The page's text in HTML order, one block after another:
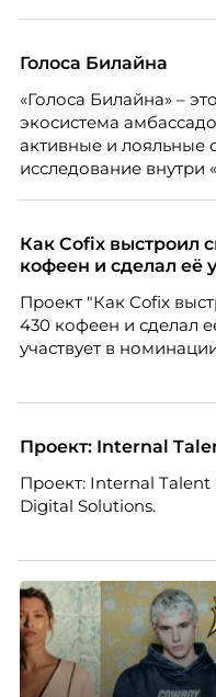
значит – сокращает
Голоса Билайна
«Голоса Билайна» –
экосистема
активные и лояльные
исследование внутри
благодарности и
Как Cofix выстроил
кофеен и сделал её
Проект "Как Cofix
430 кофеен и сделал
участвует в
Проект: Internal
Проект: Internal Talent
Digital Solutions.